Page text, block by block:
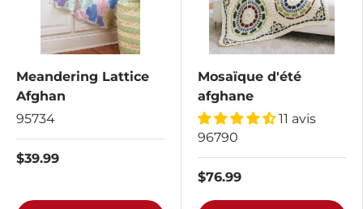
Meandering Lattice
Afghan
95734
$39.99
Mosaïque d'été
afghane
11 avis
96790
$76.99